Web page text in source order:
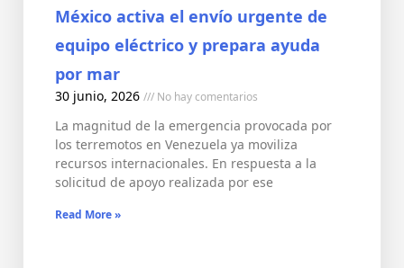
México activa el envío urgente de
equipo eléctrico y prepara ayuda
por mar
30 junio, 2026 No hay comentarios
La magnitud de la emergencia provocada por
los terremotos en Venezuela ya moviliza
recursos internacionales. En respuesta a la
solicitud de apoyo realizada por ese
Read More »